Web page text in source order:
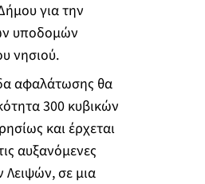
για την
υποδομών
νησιού.
αφαλάτωσης θα
300 κυβικών
και έρχεται
αυξανόμενες
Λειψών, σε μια